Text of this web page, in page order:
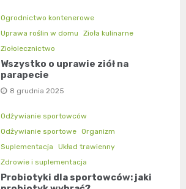
Ogrodnictwo kontenerowe
Uprawa roślin w domu
Zioła kulinarne
Ziołolecznictwo
Wszystko o uprawie ziół na
parapecie
8 grudnia 2025
Odżywianie sportowców
Odżywianie sportowe Organizm
Suplementacja
Układ trawienny
Zdrowie i suplementacja
Probiotyki dla sportowców: jaki